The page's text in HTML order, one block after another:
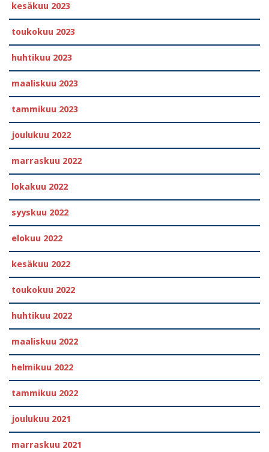
kesäkuu 2023
toukokuu 2023
huhtikuu 2023
maaliskuu 2023
tammikuu 2023
joulukuu 2022
marraskuu 2022
lokakuu 2022
syyskuu 2022
elokuu 2022
kesäkuu 2022
toukokuu 2022
huhtikuu 2022
maaliskuu 2022
helmikuu 2022
tammikuu 2022
joulukuu 2021
marraskuu 2021